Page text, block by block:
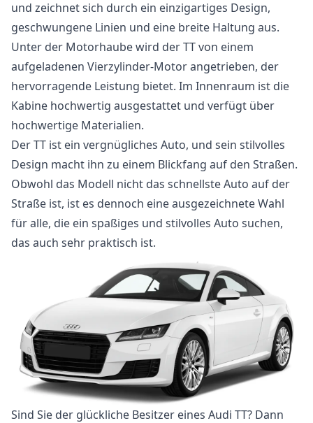
und zeichnet sich durch ein einzigartiges Design,
geschwungene Linien und eine breite Haltung aus.
Unter der Motorhaube wird der TT von einem
aufgeladenen Vierzylinder-Motor angetrieben, der
hervorragende Leistung bietet. Im Innenraum ist die
Kabine hochwertig ausgestattet und verfügt über
hochwertige Materialien.
Der TT ist ein vergnügliches Auto, und sein stilvolles
Design macht ihn zu einem Blickfang auf den Straßen.
Obwohl das Modell nicht das schnellste Auto auf der
Straße ist, ist es dennoch eine ausgezeichnete Wahl
für alle, die ein spaßiges und stilvolles Auto suchen,
das auch sehr praktisch ist.
Sind Sie der glückliche Besitzer eines Audi TT? Dann